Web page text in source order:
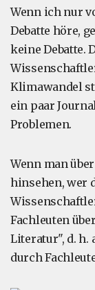
Wenn ich nur
Debatte höre,
keine Debatte.
Klimawandel
ein paar
Problemen.
Wenn man
hinsehen, wer
Fachleuten
Literatur", d. h.
durch